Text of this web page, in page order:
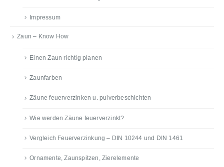
Impressum
Zaun – Know How
Einen Zaun richtig planen
Zaunfarben
Zäune feuerverzinken u. pulverbeschichten
Wie werden Zäune feuerverzinkt?
Vergleich Feuerverzinkung – DIN 10244 und DIN 1461
Ornamente, Zaunspitzen, Zierelemente